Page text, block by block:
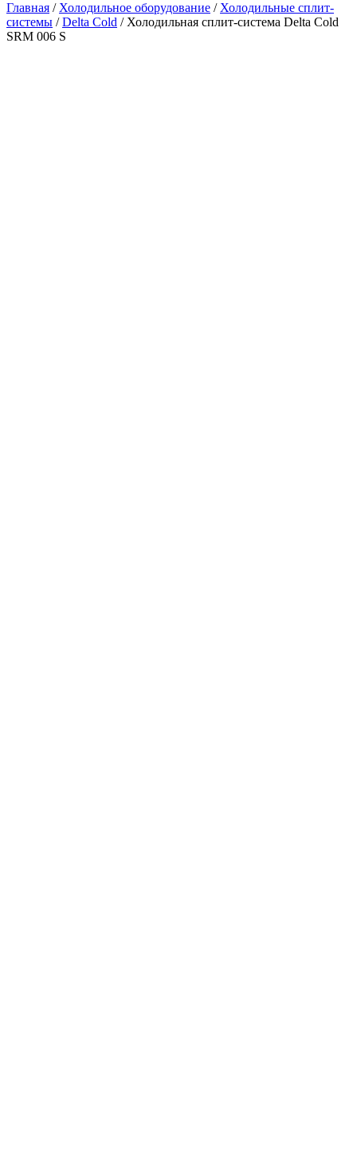
Главная /Холодильное оборудование /Холодильные сплит-
системы /Delta Cold / Холодильная сплит-система Delta Cold
SRM 006 S